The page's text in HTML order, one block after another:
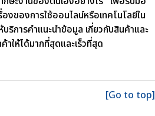
ของการใช้ออนไลน์หรือเทคโนโลยีใน
การคำแนะนำข้อมูล เกี่ยวกับสินค้าและ
ให้ได้มากที่สุดและเร็วที่สุด
[Go to top]